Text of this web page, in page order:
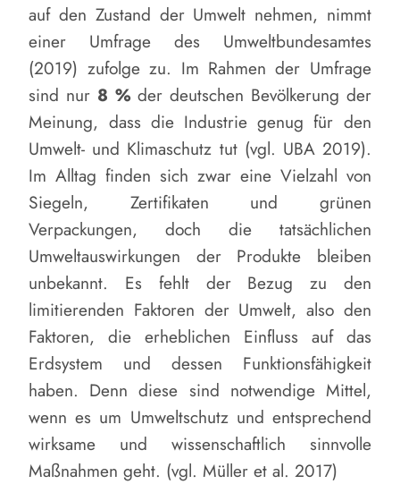
auf den Zustand der Umwelt nehmen, nimmt
einer Umfrage des Umweltbundesamtes
(2019) zufolge zu. Im Rahmen der Umfrage
sind nur 8 %der deutschen Bevölkerung der
Meinung, dass die Industrie genug für den
Umwelt- und Klimaschutz tut (vgl. UBA 2019).
Im Alltag finden sich zwar eine Vielzahl von
Siegeln, Zertifikaten und grünen
Verpackungen, doch die tatsächlichen
Umweltauswirkungen der Produkte bleiben
unbekannt. Es fehlt der Bezug zu den
limitierenden Faktoren der Umwelt, also den
Faktoren, die erheblichen Einfluss auf das
Erdsystem und dessen Funktionsfähigkeit
haben. Denn diese sind notwendige Mittel,
wenn es um Umweltschutz und entsprechend
wirksame und wissenschaftlich sinnvolle
Maßnahmen geht. (vgl. Müller et al. 2017)